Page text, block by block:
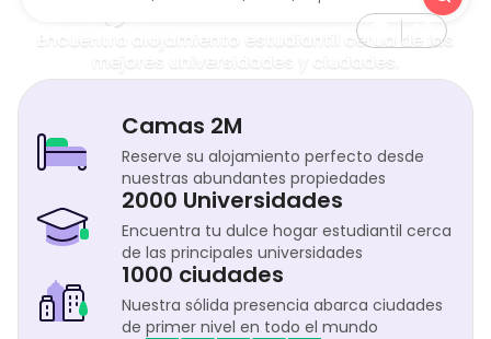

Encuentra alojamiento estudiantil cerca de las
mejores universidades y ciudades.
Camas 2M
Reserve su alojamiento perfecto desde
nuestras abundantes propiedades
2000 Universidades
Encuentra tu dulce hogar estudiantil cerca
de las principales universidades
1000 ciudades
Nuestra sólida presencia abarca ciudades
de primer nivel en todo el mundo